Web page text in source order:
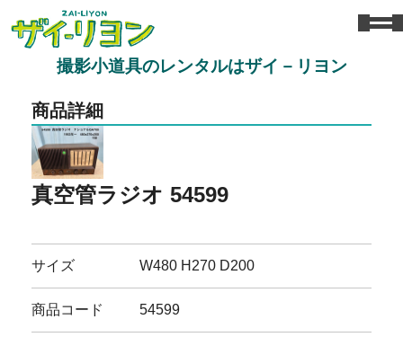
撮影小道具のレンタルはザイ－リヨン
商品詳細
真空管ラジオ 54599
サイズ W480 H270 D200
商品コード 54599